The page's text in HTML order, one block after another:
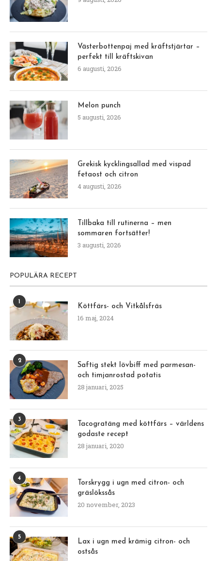
Västerbottenpaj med kräftstjärtar –
perfekt till kräftskivan
6 augusti, 2026
Melon punch
5 augusti, 2026
Grekisk kycklingsallad med vispad
fetaost och citron
4 augusti, 2026
Tillbaka till rutinerna – men
sommaren fortsätter!
3 augusti, 2026
POPULÄRA RECEPT
Köttfärs- och Vitkålsfräs
16 maj, 2024
2
Saftig stekt lövbiff med parmesan-
och timjanrostad potatis
28 januari, 2025
3
Tacogratäng med köttfärs – världens
godaste recept
28 januari, 2020
4
Torskrygg i ugn med citron- och
gräslökssås
20 november, 2023
5
Lax i ugn med krämig citron- och
ostsås